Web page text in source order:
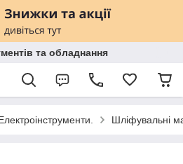
та обладнання
Шліфувальні